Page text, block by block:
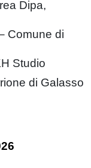
Dipa,
Comune di
Studio
di Galasso